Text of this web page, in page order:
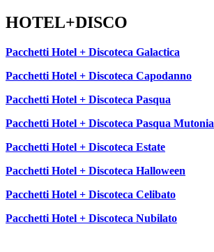
HOTEL+DISCO
Pacchetti Hotel + Discoteca Galactica
Pacchetti Hotel + Discoteca Capodanno
Pacchetti Hotel + Discoteca Pasqua
Pacchetti Hotel + Discoteca Pasqua Mutonia
Pacchetti Hotel + Discoteca Estate
Pacchetti Hotel + Discoteca Halloween
Pacchetti Hotel + Discoteca Celibato
Pacchetti Hotel + Discoteca Nubilato